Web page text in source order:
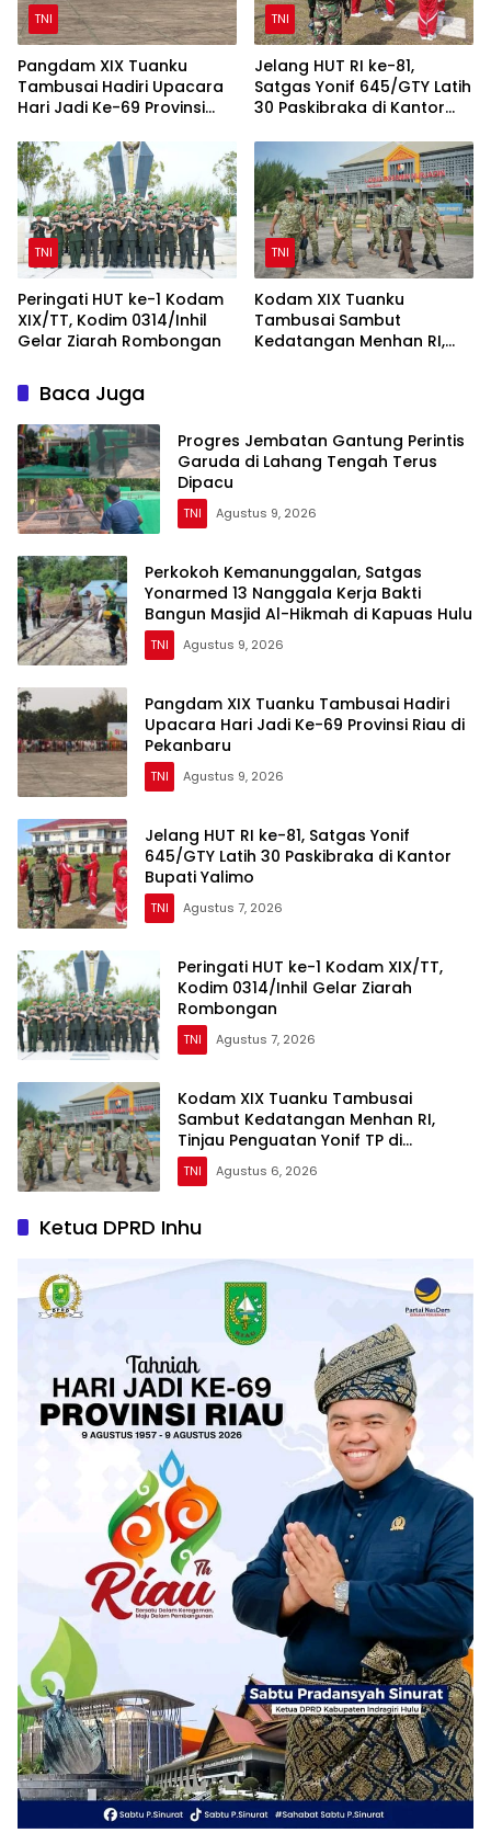
TNI
Pangdam XIX Tuanku
Tambusai Hadiri Upacara
Hari Jadi Ke-69 Provinsi
TNI
Jelang HUT RI ke-81,
Satgas Yonif 645/GTY Latih
30 Paskibraka di Kantor
TNI
Peringati HUT ke-1 Kodam
XIX/TT, Kodim 0314/Inhil
Gelar Ziarah Rombongan
TNI
Kodam XIX Tuanku
Tambusai Sambut
Kedatangan Menhan RI,
Baca Juga
Progres Jembatan Gantung Perintis
Garuda di Lahang Tengah Terus
Dipacu
TNI Agustus 9, 2026
Perkokoh Kemanunggalan, Satgas
Yonarmed 13 Nanggala Kerja Bakti
Bangun Masjid Al-Hikmah di Kapuas Hulu
TNI Agustus 9, 2026
Pangdam XIX Tuanku Tambusai Hadiri
Upacara Hari Jadi Ke-69 Provinsi Riau di
Pekanbaru
TNI Agustus 9, 2026
Jelang HUT RI ke-81, Satgas Yonif
645/GTY Latih 30 Paskibraka di Kantor
Bupati Yalimo
TNI Agustus 7, 2026
Peringati HUT ke-1 Kodam XIX/TT,
Kodim 0314/Inhil Gelar Ziarah
Rombongan
TNI Agustus 7, 2026
Kodam XIX Tuanku Tambusai
Sambut Kedatangan Menhan RI,
Tinjau Penguatan Yonif TP di
Bengkalis dan Kampar
TNI Agustus 6, 2026
Ketua DPRD Inhu